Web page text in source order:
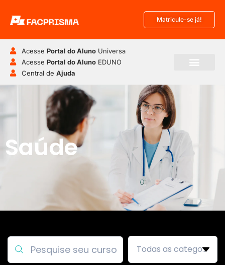
Matricule-se já!
Acesse Portal do AlunoUniversa
Acesse Portal do AlunoEDUNO
Central de Ajuda
Saúde